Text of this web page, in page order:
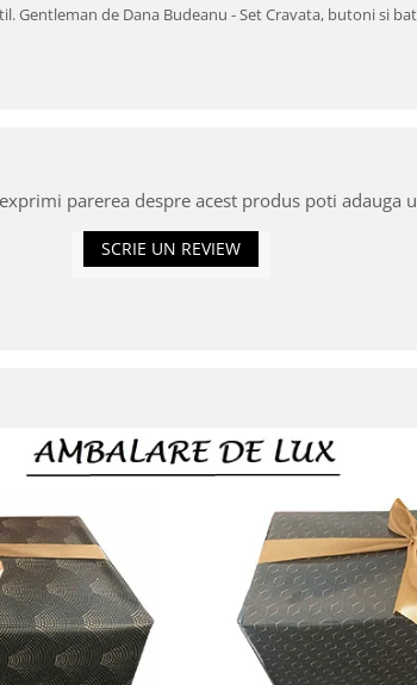
Gentleman de Dana Budeanu - Set Cravata, butoni si
parerea despre acest produs poti adauga
SCRIE UN REVIEW